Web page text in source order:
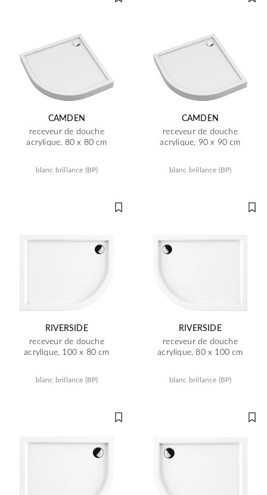
CAMDEN
receveur de douche
acrylique, 80 x 80 cm
blanc brillance (BP)
CAMDEN
receveur de douche
acrylique, 90 x 90 cm
blanc brillance (BP)
RIVERSIDE
receveur de douche
acrylique, 100 x 80 cm
blanc brillance (BP)
RIVERSIDE
receveur de douche
acrylique, 80 x 100 cm
blanc brillance (BP)